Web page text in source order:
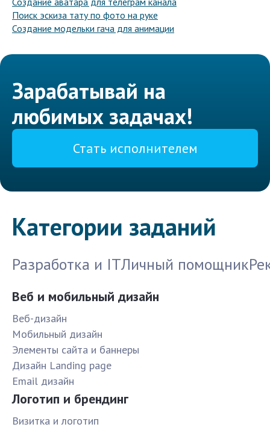
Поиск эскиза тату по фото на руке
Создание модельки гача для анимации
Зарабатывай на
любимых задачах!
Стать исполнителем
Категории заданий
Разработка и ITЛичный помощник
Веб и мобильный дизайн
Веб-дизайн
Мобильный дизайн
Элементы сайта и баннеры
Дизайн Landing page
Email дизайн
Логотип и брендинг
Визитка и логотип